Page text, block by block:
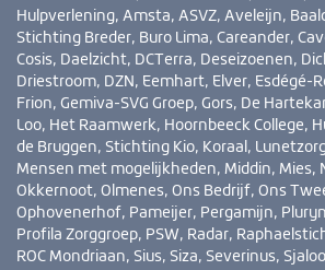
Hulpverlening, Amsta, ASVZ, Aveleijn,
Stichting Breder, Buro Lima, Careander,
Cosis, Daelzicht, DCTerra, Deseizoenen,
Driestroom, DZN, Eemhart, Elver, Esdégé-
Frion, Gemiva-SVG Groep, Gors, De
Loo, Het Raamwerk, Hoornbeeck College,
de Bruggen, Stichting Kio, Koraal,
Mensen met mogelijkheden, Middin, Mies,
Okkernoot, Olmenes, Ons Bedrijf, Ons
Ophovenerhof, Pameijer, Pergamijn,
Profila Zorggroep, PSW, Radar,
ROC Mondriaan, Sius, Siza, Severinus,